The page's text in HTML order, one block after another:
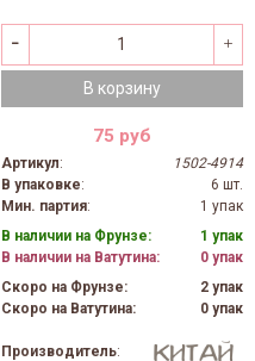
В корзину
75 руб
Артикул:
1502-4914
В упаковке:
6 шт.
Мин. партия:
1 упак
В наличии на Фрунзе:
1 упак
В наличии на Ватутина:
0 упак
Скоро на Фрунзе:
2 упак
Скоро на Ватутина:
0 упак
Производитель: